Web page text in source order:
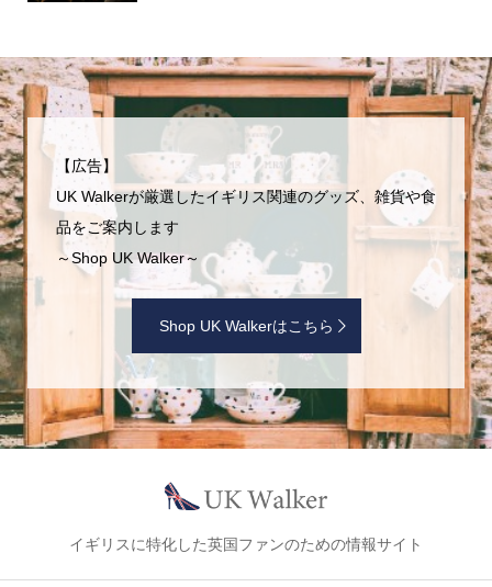
【広告】
UK Walkerが厳選したイギリス関連のグッズ、雑貨や食
品をご案内します
～Shop UK Walker～
Shop UK Walkerはこちら
イギリスに特化した英国ファンのための情報サイト